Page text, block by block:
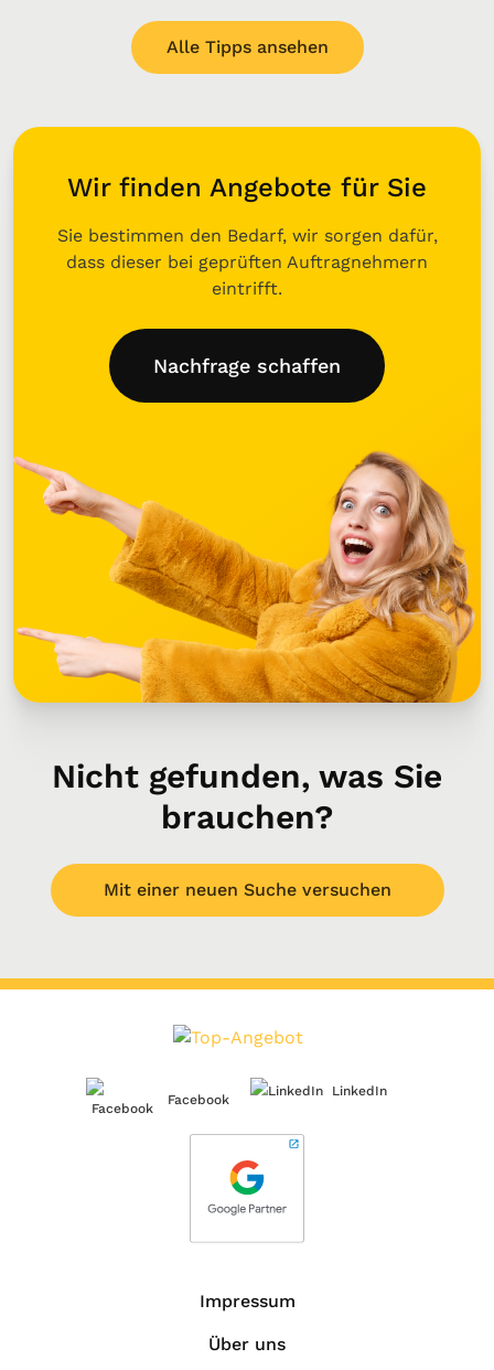
Alle Tipps ansehen
Wir finden Angebote für Sie
Sie bestimmen den Bedarf, wir sorgen dafür,
dass dieser bei geprüften Auftragnehmern
eintrifft.
Nachfrage schaffen
Nicht gefunden, was Sie
brauchen?
Mit einer neuen Suche versuchen
Facebook
LinkedIn
Impressum
Über uns